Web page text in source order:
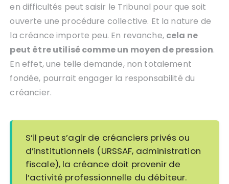
en difficultés peut saisir le Tribunal pour que soit
ouverte une procédure collective. Et la nature de
la créance importe peu. En revanche, cela ne
peut être utilisé comme un moyen de pression.
En effet, une telle demande, non totalement
fondée, pourrait engager la responsabilité du
créancier.
S’il peut s’agir de créanciers privés ou
d’institutionnels (URSSAF, administration
fiscale), la créance doit provenir de
l’activité professionnelle du débiteur.